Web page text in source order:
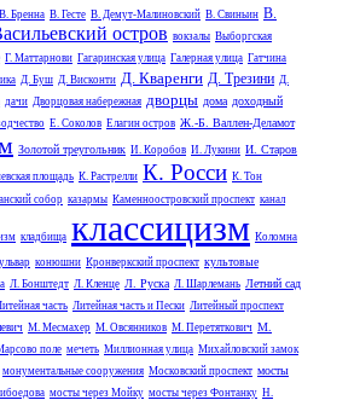
В. Бренна В. Гесте В. Демут-Малиновский В. Свиньин В.
остров вокзалы Выборгская
Г. Маттарнови Гагаринская улица Галерная улица Гатчина
Д. Буш Д. Висконти Д. Кваренги Д. Трезини Д.
дачи Дворцовая набережная дворцы дома доходный
Е. Соколов Елагин остров Ж.-Б. Валлен-Деламот
Золотой треугольник И. Коробов И. Лукини И. Старов
площадь К. Растрелли К. Росси К. Тон
собор казармы Каменноостровский проспект канал
кладбища классицизм Коломна
конюшни Кронверкский проспект культовые
Л. Бонштедт Л. Кленце Л. Руска Л. Шарлемань Летний сад
часть Литейная часть и Пески Литейный проспект
М. Месмахер М. Овсянников М. Перетяткович М.
поле мечеть Миллионная улица Михайловский замок
монументальные сооружения Московский проспект мосты
мосты через Мойку мосты через Фонтанку Н.